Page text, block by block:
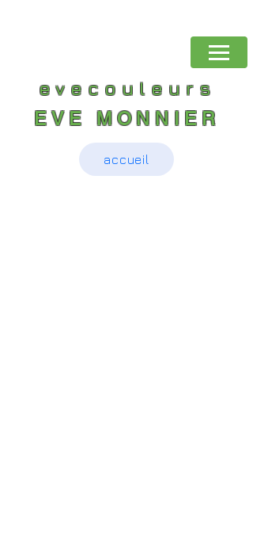
evecouleurs
EVE MONNIER
accueil